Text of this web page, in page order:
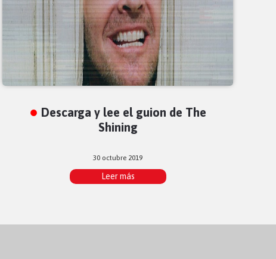
Descarga y lee el guion de The
Shining
30 octubre 2019
Leer más